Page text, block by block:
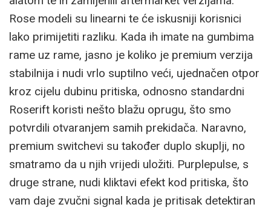
Rose modeli su linearni te će iskusniji korisnici
lako primijetiti razliku. Kada ih imate na gumbima
rame uz rame, jasno je koliko je premium verzija
stabilnija i nudi vrlo suptilno veći, ujednačen otpor
kroz cijelu dubinu pritiska, odnosno standardni
Roserift koristi nešto blažu oprugu, što smo
potvrdili otvaranjem samih prekidača. Naravno,
premium switchevi su također duplo skuplji, no
smatramo da u njih vrijedi uložiti. Purplepulse, s
druge strane, nudi kliktavi efekt kod pritiska, što
vam daje zvučni signal kada je pritisak detektiran